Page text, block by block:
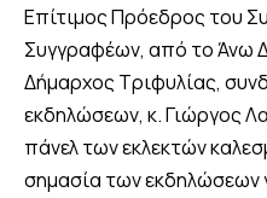
Επίτιμος Πρόεδρος του
Συγγραφέων, από το Άνω
Δήμαρχος Τριφυλίας,
εκδηλώσεων, κ. Γιώργος
πάνελ των εκλεκτών
σημασία των εκδηλώσεων